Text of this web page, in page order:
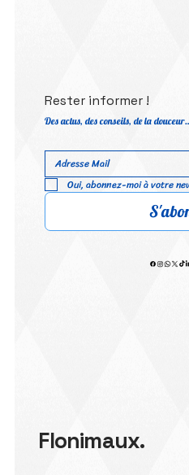
Rester informer !
Des actus, des conseils, de la
Oui, abonnez-moi à votre
Flonimaux.